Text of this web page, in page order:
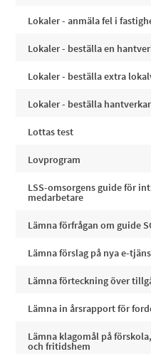
Lokaler - anmäla fel i
Lokaler - beställa en
Lokaler - beställa extra
Lokaler - beställa
Lottas test
Lovprogram
LSS-omsorgens guide för
medarbetare
Lämna förfrågan om guide
Lämna förslag på nya e-
Lämna förteckning över
Lämna in årsrapport för
Lämna klagomål på
och fritidshem